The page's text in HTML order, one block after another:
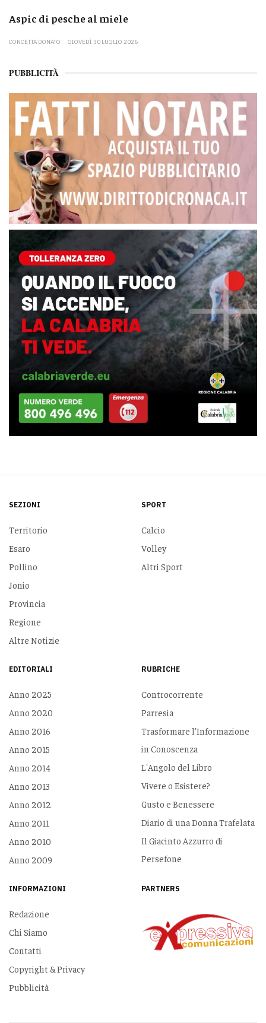
Aspic di pesche al miele
CONCETTA DONATO GIOVEDÌ 30 LUGLIO 2026
PUBBLICITÀ
SEZIONI
Territorio
Esaro
Pollino
Jonio
Provincia
Regione
Altre Notizie
SPORT
Calcio
Volley
Altri Sport
EDITORIALI
Anno 2025
Anno 2020
Anno 2016
Anno 2015
Anno 2014
Anno 2013
Anno 2012
Anno 2011
Anno 2010
Anno 2009
RUBRICHE
Controcorrente
Parresia
Trasformare l'Informazione
in Conoscenza
L'Angolo del Libro
Vivere o Esistere?
Gusto e Benessere
Diario di una Donna Trafelata
Il Giacinto Azzurro di
Persefone
INFORMAZIONI
Redazione
Chi Siamo
Contatti
Copyright & Privacy
Pubblicità
PARTNERS